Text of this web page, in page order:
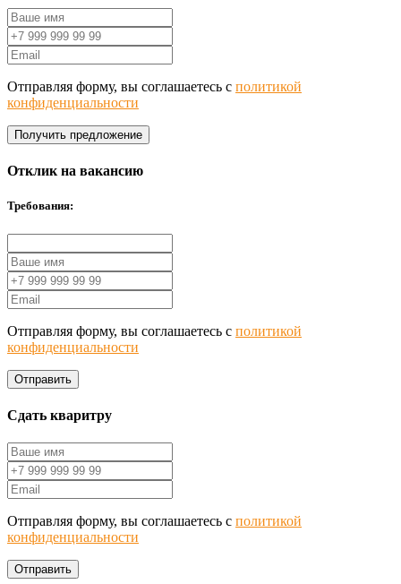
Отправляя форму, вы соглашаетесь с политикой
конфиденциальности
Получить предложение
Отклик на вакансию
Требования:
Отправляя форму, вы соглашаетесь с политикой
конфиденциальности
Отправить
Сдать кваритру
Отправляя форму, вы соглашаетесь с политикой
конфиденциальности
Отправить